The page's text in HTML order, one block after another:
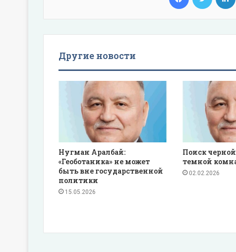
Другие новости
Нугман Аралбай:
«Геоботаника» не может
быть вне государственной
политики
15.05.2026
Поиск
темной
02.02.2026